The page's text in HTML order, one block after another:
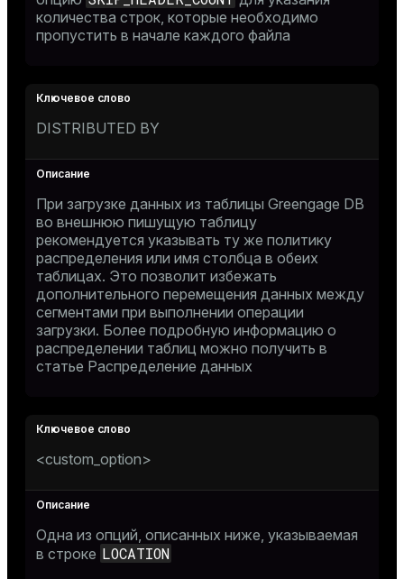
количества строк, которые необходимо
пропустить в начале каждого файла
DISTRIBUTED BY
При загрузке данных из таблицы Greengage DB
во внешнюю пишущую таблицу
рекомендуется указывать ту же политику
распределения или имя столбца в обеих
таблицах. Это позволит избежать
дополнительного перемещения данных между
сегментами при выполнении операции
загрузки. Более подробную информацию о
распределении таблиц можно получить в
статье Распределение данных
<custom_option>
Одна из опций, описанных ниже, указываемая
в строке LOCATION